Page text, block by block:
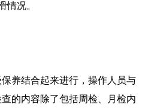
况。
结合起来进行，操作人员与
的内容除了包括周检、月检内